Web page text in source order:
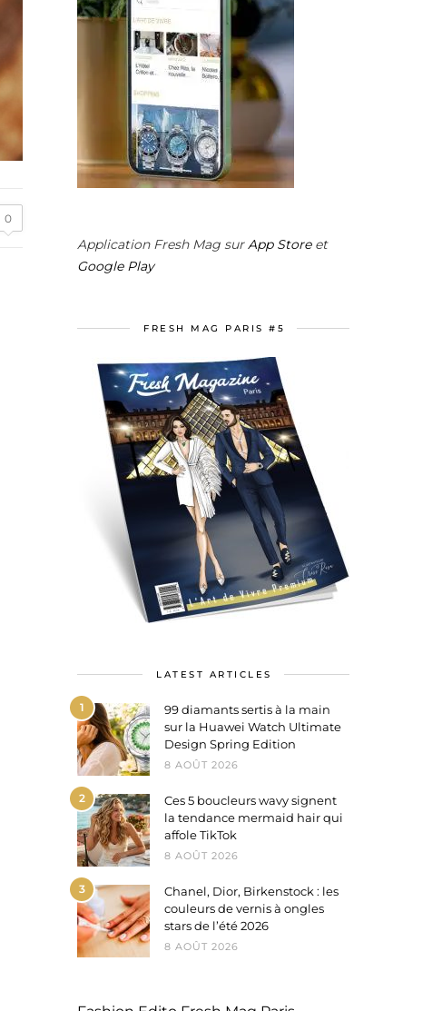
0
Application Fresh Mag surApp Storeet
Google Play
FRESH MAG PARIS #5
LATEST ARTICLES
1
99 diamants sertis à la main
sur la Huawei Watch Ultimate
Design Spring Edition
8 AOÛT 2026
2
Ces 5 boucleurs wavy signent
la tendance mermaid hair qui
affole TikTok
8 AOÛT 2026
3
Chanel, Dior, Birkenstock : les
couleurs de vernis à ongles
stars de l’été 2026
8 AOÛT 2026